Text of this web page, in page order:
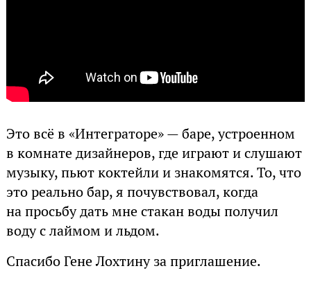
Это всё в «Интеграторе» — баре, устроенном
в комнате дизайнеров, где играют и слушают
музыку, пьют коктейли и знакомятся. То, что
это реально бар, я почувствовал, когда
на просьбу дать мне стакан воды получил
воду с лаймом и льдом.
Спасибо Гене Лохтину за приглашение.